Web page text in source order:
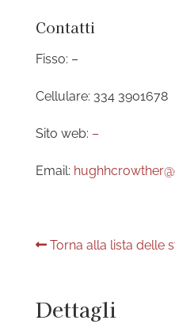
Contatti
Fisso: –
Cellulare: 334 3901678
Sito web: –
Email:
Torna alla lista delle
Dettagli